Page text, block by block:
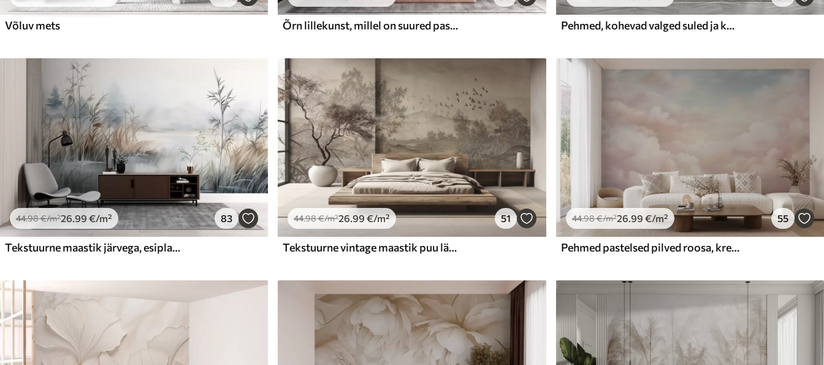
Võluv mets Õrn lillekunst, millel on suured pastellvärvi lilled, mille kroonlehed on läbipaistvad, pehmed varred ja õrnalt hajutatud taustaga Pehmed, kohevad valged suled ja kuivatatud lilled neutraalsel pastellbeežil taustal
44.98€/m²26.99 €/m² 83
Tekstuurne maastik järvega, esiplaanil kõrge rohi, pehme sinine ja pruun, rahulik vesi, puud kauguses puud
44.98€/m²26.99€/m² 51
Tekstuurne vintage maastik puu lähedal jõe ja pilvine taevas, loodus kunsti seepia toonides
44.98€/m²26.99 €/m² 55
Pehmed pastelsed pilved roosa, kreemja ja sinise toonides